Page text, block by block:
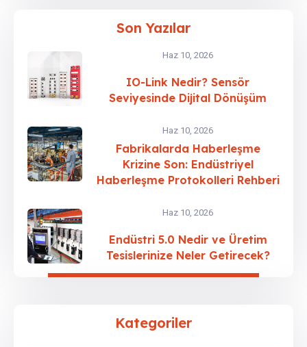
Son Yazılar
Haz 10, 2026
IO-Link Nedir? Sensör
Seviyesinde Dijital Dönüşüm
Haz 10, 2026
Fabrikalarda Haberleşme
Krizine Son: Endüstriyel
Haberleşme Protokolleri Rehberi
Haz 10, 2026
Endüstri 5.0 Nedir ve Üretim
Tesislerinize Neler Getirecek?
Kategoriler